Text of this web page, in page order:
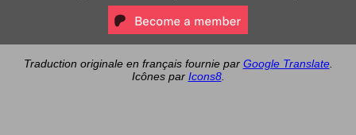
Traduction originale en français fournie par Google Translate.
Icônes par Icons8.